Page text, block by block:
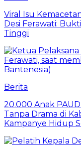
Viral Isu
Desi Ferawati:
Tinggi
Berita
20.000 Anak
Tanpa Drama di
Kampanye Hidup